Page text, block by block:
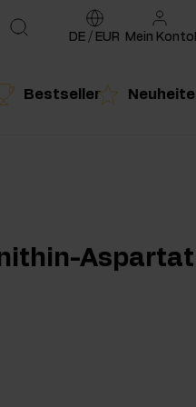
Bestseller
DE / EUR Mein Konto